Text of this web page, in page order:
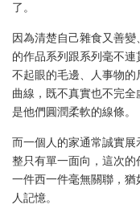
了。
因為清楚自己雜食又善
的作品系列跟系列毫不
不起眼的毛邊、人事物
曲線，既不真實也不完
是他們圓潤柔軟的線條。
而一個人的家通常誠實
整只有單一面向，這次
一件西一件毫無關聯，
人記憶。